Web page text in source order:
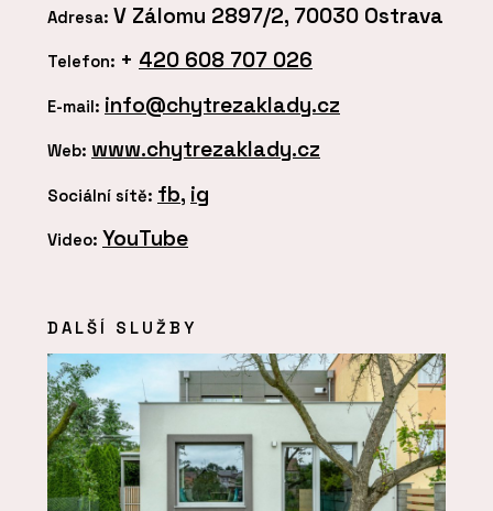
Adresa: V Zálomu 2897/2, 70030 Ostrava
Telefon: + 420 608 707 026
E-mail: info@chytrezaklady.cz
Web: www.chytrezaklady.cz
Sociální sítě: fb, ig
Video: YouTube
DALŠÍ SLUŽBY